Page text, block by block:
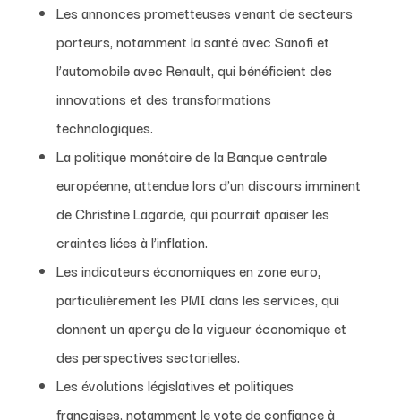
Les annonces prometteuses venant de secteurs
porteurs, notamment la santé avec Sanofi et
l’automobile avec Renault, qui bénéficient des
innovations et des transformations
technologiques.
La politique monétaire de la Banque centrale
européenne, attendue lors d’un discours imminent
de Christine Lagarde, qui pourrait apaiser les
craintes liées à l’inflation.
Les indicateurs économiques en zone euro,
particulièrement les PMI dans les services, qui
donnent un aperçu de la vigueur économique et
des perspectives sectorielles.
Les évolutions législatives et politiques
françaises, notamment le vote de confiance à